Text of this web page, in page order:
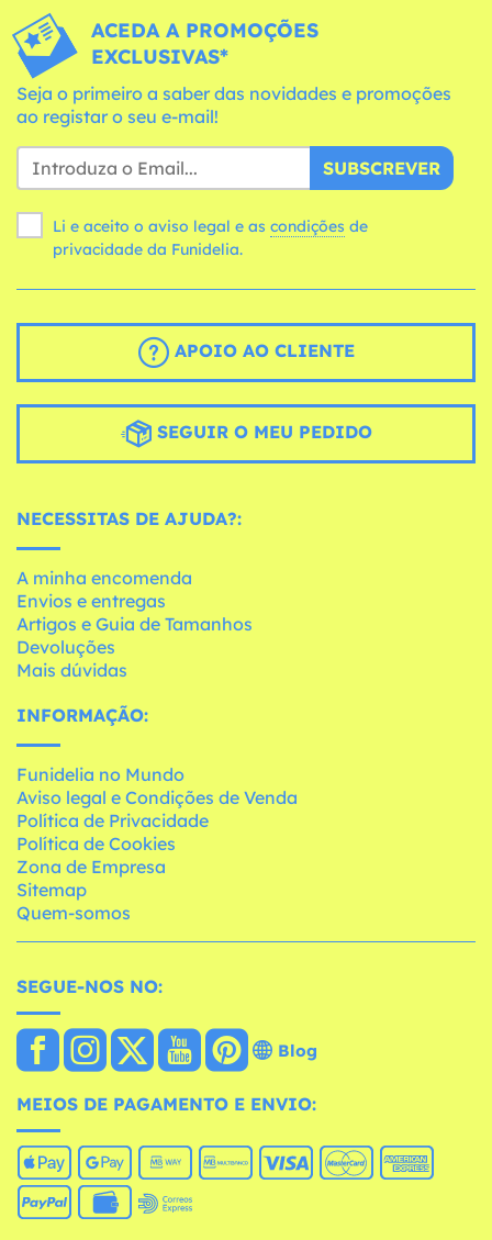
ACEDA A PROMOÇÕES
EXCLUSIVAS*
Seja o primeiro a saber das novidades e promoções
ao registar o seu e-mail!
SUBSCREVER
Li e aceito o aviso legal e as condições
privacidade da Funidelia.
APOIO AO CLIENTE
SEGUIR O MEU PEDIDO
NECESSITAS DE AJUDA?:
A minha encomenda
Envios e entregas
Artigos e Guia de Tamanhos
Devoluções
Mais dúvidas
INFORMAÇÃO:
Funidelia no Mundo
Aviso legal e Condições de Venda
Política de Privacidade
Política de Cookies
Zona de Empresa
Sitemap
Quem-somos
SEGUE-NOS NO:
Blog
MEIOS DE PAGAMENTO E ENVIO: